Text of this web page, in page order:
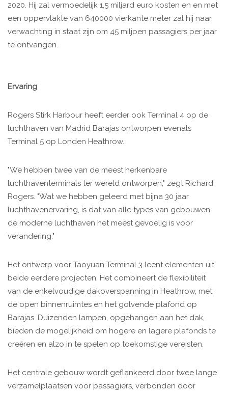
2020. Hij zal vermoedelijk 1,5 miljard euro kosten en en met
een oppervlakte van 640000 vierkante meter zal hij naar
verwachting in staat zijn om 45 miljoen passagiers per jaar
te ontvangen.
Ervaring
Rogers Stirk Harbour heeft eerder ook Terminal 4 op de
luchthaven van Madrid Barajas ontworpen evenals
Terminal 5 op Londen Heathrow.
"We hebben twee van de meest herkenbare
luchthaventerminals ter wereld ontworpen," zegt Richard
Rogers. "Wat we hebben geleerd met bijna 30 jaar
luchthavenervaring, is dat van alle types van gebouwen
de moderne luchthaven het meest gevoelig is voor
verandering."
Het ontwerp voor Taoyuan Terminal 3 leent elementen uit
beide eerdere projecten. Het combineert de flexibiliteit
van de enkelvoudige dakoverspanning in Heathrow, met
de open binnenruimtes en het golvende plafond op
Barajas. Duizenden lampen, opgehangen aan het dak,
bieden de mogelijkheid om hogere en lagere plafonds te
creëren en alzo in te spelen op toekomstige vereisten.
Het centrale gebouw wordt geflankeerd door twee lange
verzamelplaatsen voor passagiers, verbonden door